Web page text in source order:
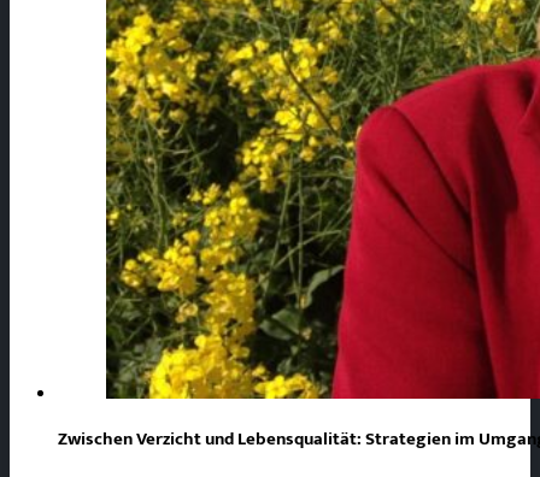
Zwischen Verzicht und Lebensqualität: Strategien im